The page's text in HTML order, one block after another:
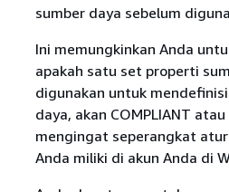
sumber daya sebelum
Ini memungkinkan Anda
apakah satu set properti
digunakan untuk
daya, akan COMPLIANT atau
mengingat seperangkat
Anda miliki di akun Anda di